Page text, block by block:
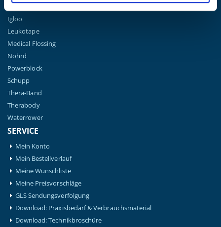
Hansaplast
Igloo
Leukotape
Medical Flossing
Nohrd
Powerblock
Schupp
Thera-Band
Therabody
Waterrower
SERVICE
Mein Konto
Mein Bestellverlauf
Meine Wunschliste
Meine Preisvorschläge
GLS Sendungsverfolgung
Download: Praxisbedarf & Verbrauchsmaterial
Download: Technikbroschüre